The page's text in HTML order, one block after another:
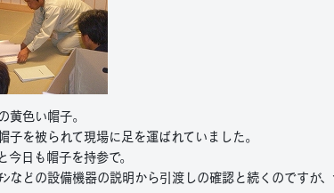
黄色い帽子。
子を被られて現場に足を運ばれていました。
今日も帽子を持参で。
ﾝなどの設備機器の説明から引渡しの確認と続くのですが